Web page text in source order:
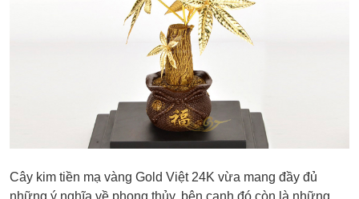
Cây kim tiền mạ vàng Gold Việt 24K vừa mang đầy đủ
những ý nghĩa về phong thủy, bên cạnh đó còn là những